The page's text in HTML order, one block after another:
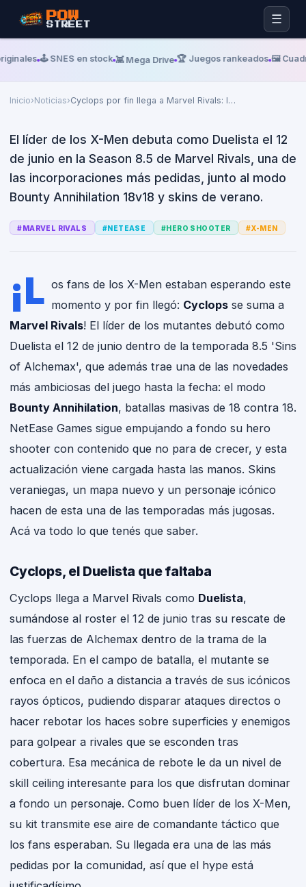
POW
STREET ☰
🕹️ SNES en stock 👾 Mega Drive 🏆 Juegos rankeados 🖼️
Inicio›Noticias›Cyclops por fin llega a Marvel Rivals: l…
BLEEDING
BLEEDING COOL
Cyclops por fin llega a Marvel
Rivals: la temporada 8.5 suma
un nuevo modo 18v18
El líder de los X-Men debuta como Duelista el 12
de junio en la Season 8.5 de Marvel Rivals, una de
las incorporaciones más pedidas, junto al modo
Bounty Annihilation 18v18 y skins de verano.
#MARVEL RIVALS #NETEASE #HERO SHOOTER #X-MEN
¡L os fans de los X-Men estaban esperando este
momento y por fin llegó: Cyclopsse suma a
Marvel Rivals! El líder de los mutantes debutó como
Duelista el 12 de junio dentro de la temporada 8.5 'Sins
of Alchemax', que además trae una de las novedades
más ambiciosas del juego hasta la fecha: el modo
Bounty Annihilation, batallas masivas de 18 contra 18.
NetEase Games sigue empujando a fondo su hero
shooter con contenido que no para de crecer, y esta
actualización viene cargada hasta las manos. Skins
veraniegas, un mapa nuevo y un personaje icónico
hacen de esta una de las temporadas más jugosas.
Acá va todo lo que tenés que saber.
Cyclops, el Duelista que faltaba
Cyclops llega a Marvel Rivals como Duelista,
sumándose al roster el 12 de junio tras su rescate de
las fuerzas de Alchemax dentro de la trama de la
temporada. En el campo de batalla, el mutante se
enfoca en el daño a distancia a través de sus icónicos
rayos ópticos, pudiendo disparar ataques directos o
hacer rebotar los haces sobre superficies y enemigos
para golpear a rivales que se esconden tras
cobertura. Esa mecánica de rebote le da un nivel de
skill ceiling interesante para los que disfrutan dominar
a fondo un personaje. Como buen líder de los X-Men,
su kit transmite ese aire de comandante táctico que
los fans esperaban. Su llegada era una de las más
pedidas por la comunidad, así que el hype está